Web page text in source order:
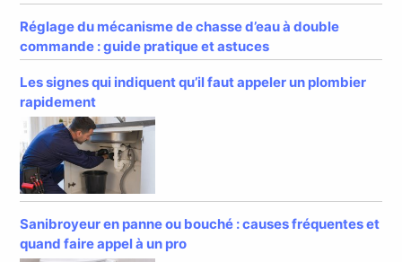
Réglage du mécanisme de chasse d’eau à double
commande : guide pratique et astuces
Les signes qui indiquent qu’il faut appeler un plombier
rapidement
Sanibroyeur en panne ou bouché : causes fréquentes et
quand faire appel à un pro